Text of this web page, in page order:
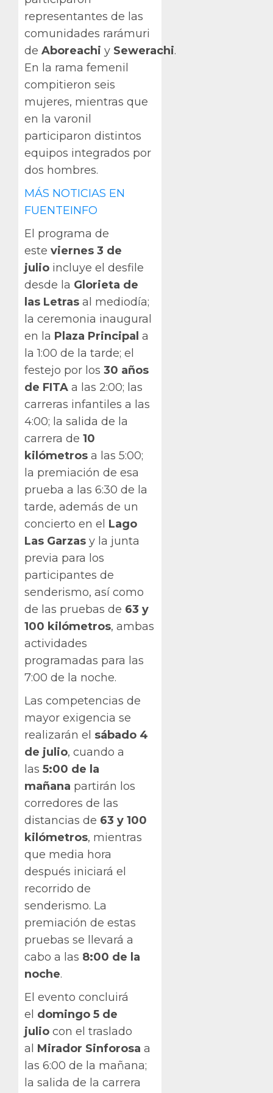
representantes de las
comunidades rarámuri
de Aboreachi y Sewerachi.
En la rama femenil
compitieron seis
mujeres, mientras que
en la varonil
participaron distintos
equipos integrados por
dos hombres.
MÁS NOTICIAS EN
FUENTEINFO
El programa de
este viernes 3 de
julio incluye el desfile
desde la Glorieta de
las Letras al mediodía;
la ceremonia inaugural
en la Plaza Principal a
la 1:00 de la tarde; el
festejo por los 30 años
de FITA a las 2:00; las
carreras infantiles a las
4:00; la salida de la
carrera de 10
kilómetros a las 5:00;
la premiación de esa
prueba a las 6:30 de la
tarde, además de un
concierto en el Lago
Las Garzas y la junta
previa para los
participantes de
senderismo, así como
de las pruebas de 63 y
100 kilómetros, ambas
actividades
programadas para las
7:00 de la noche.
Las competencias de
mayor exigencia se
realizarán el sábado 4
de julio, cuando a
las 5:00 de la
mañana partirán los
corredores de las
distancias de 63 y 100
kilómetros, mientras
que media hora
después iniciará el
recorrido de
senderismo. La
premiación de estas
pruebas se llevará a
cabo a las 8:00 de la
noche.
El evento concluirá
el domingo 5 de
julio con el traslado
al Mirador Sinforosa a
las 6:00 de la mañana;
la salida de la carrera